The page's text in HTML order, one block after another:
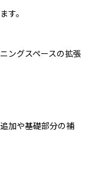
す。
ングスペースの拡張
加や基礎部分の補